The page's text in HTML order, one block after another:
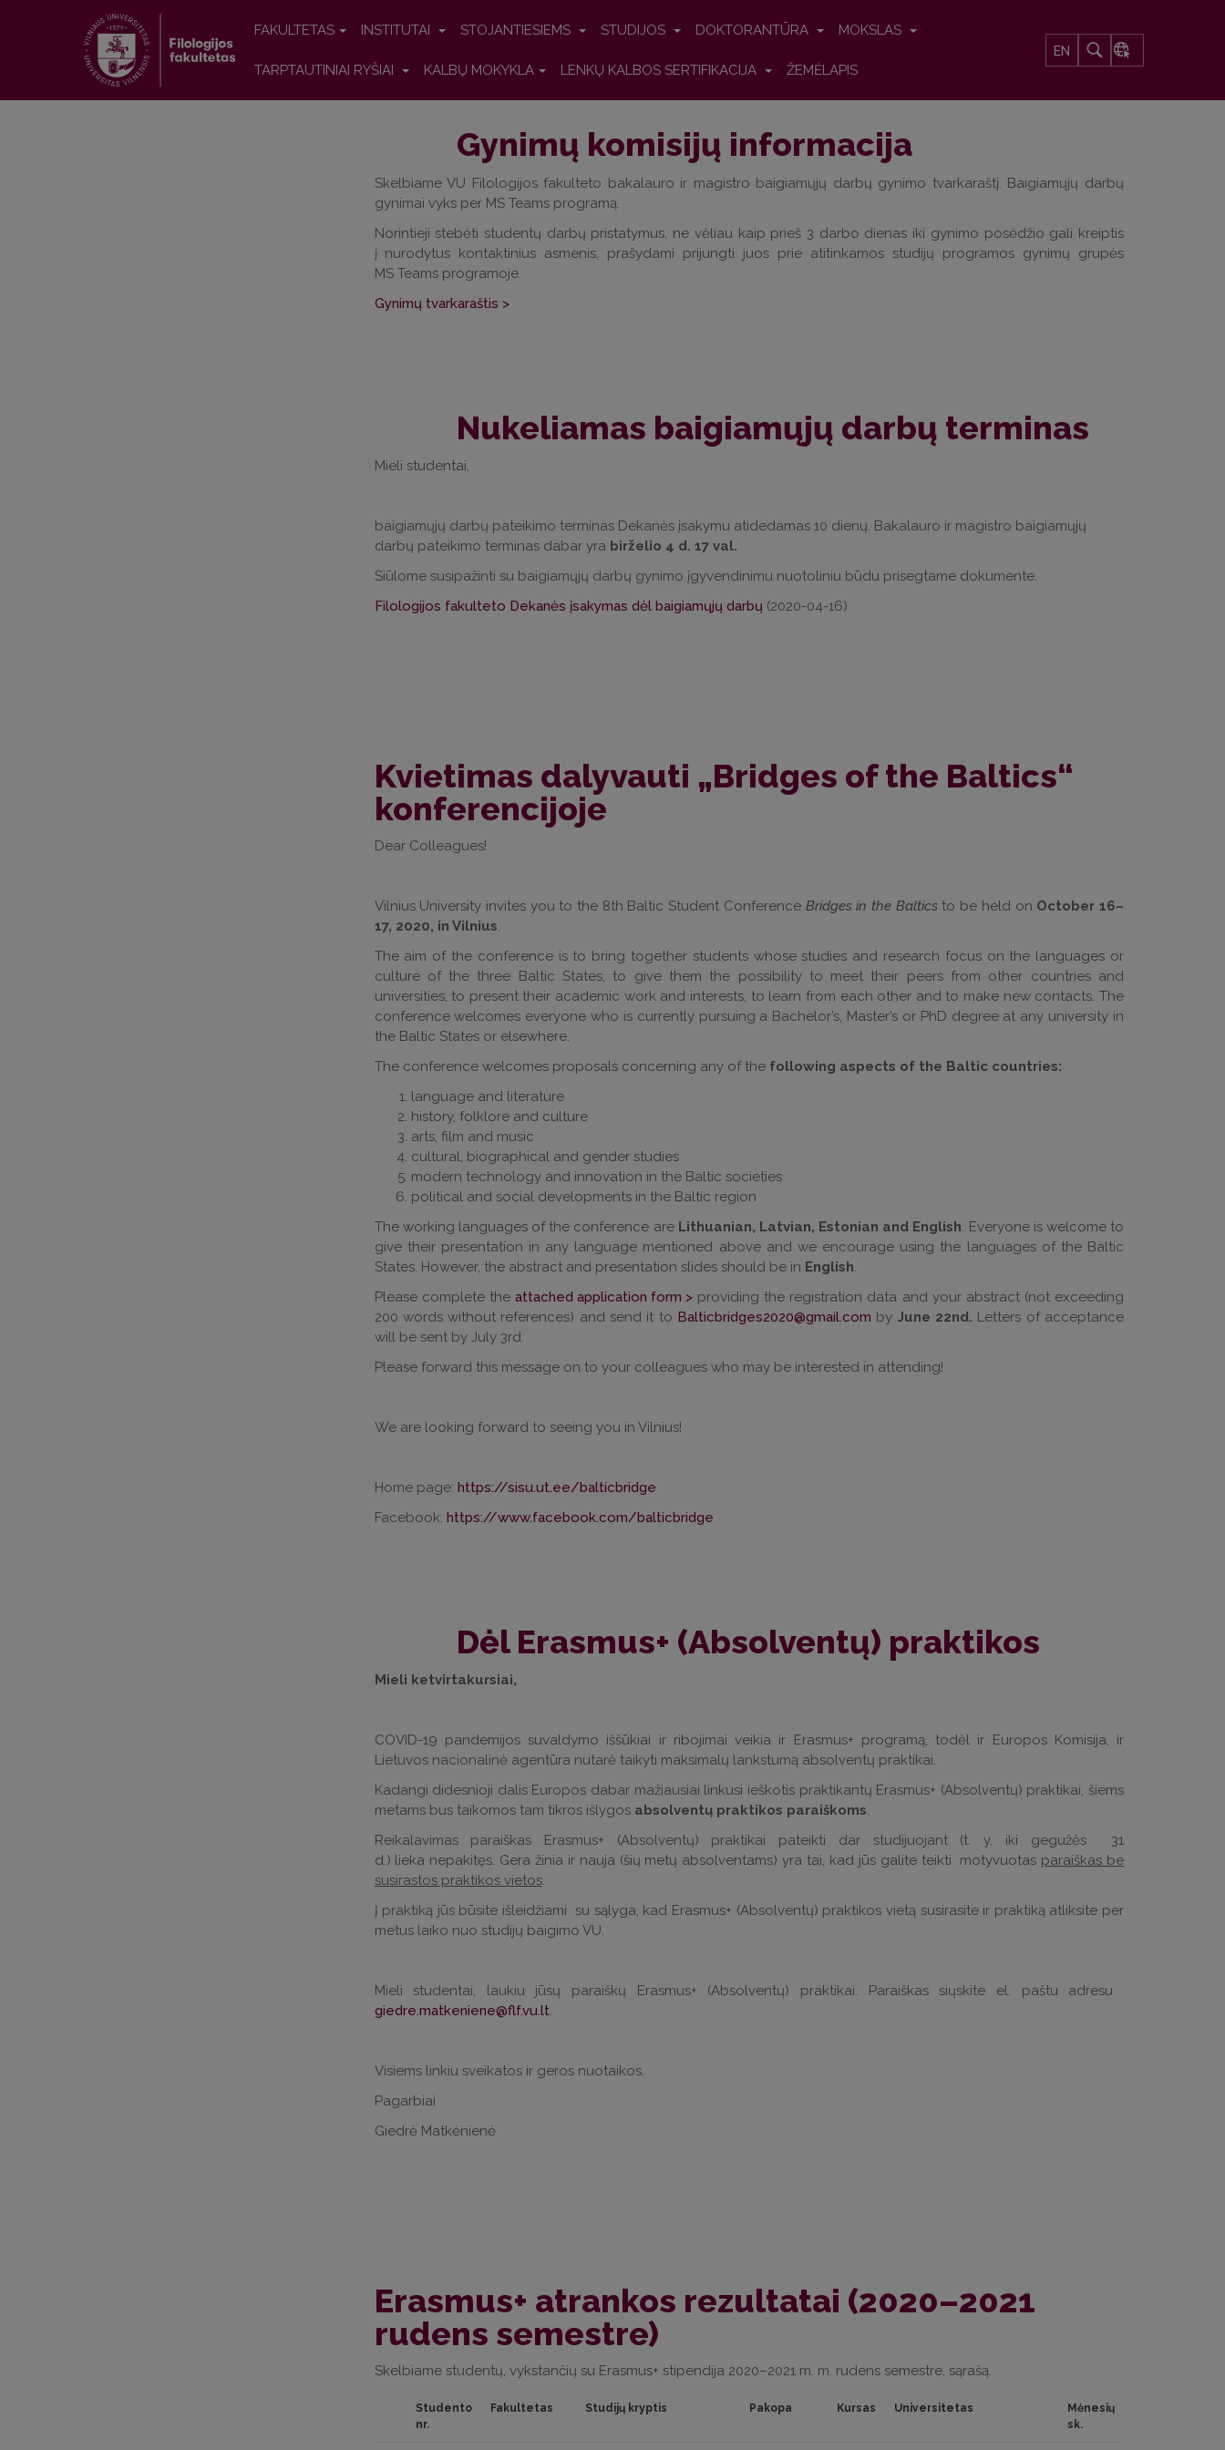
FAKULTETAS INSTITUTAI STOJANTIESIEMS STUDIJOS DOKTORANTŪRA MOKSLAS
TARPTAUTINIAI RYŠIAI KALBŲ MOKYKLA LENKŲ KALBOS SERTIFIKACIJA ŽEMĖLAPIS
EN
Gynimų komisijų informacija
Skelbiame VU Filologijos fakulteto bakalauro ir magistro baigiamųjų darbų gynimo tvarkaraštį. Baigiamųjų darbų
gynimai vyks per MS Teamsprogramą.
Norintiejistebėti studentų darbų pristatymus ne vėliau kaip prieš 3 darbo dienas iki gynimo posėdžio gali kreiptis
į nurodytus kontaktinius asmenis prašydami prijungti juos prie atitinkamos studijų programos gynimų grupės
MS Teamsprogramoje.
Gynimų tvarkaraštis >
Nukeliamas baigiamųjų darbų terminas
Mieli studentai,
baigiamųjų darbų pateikimo terminas Dekanės įsakymu atidedamas 10 dienų. Bakalauro ir magistro baigiamųjų
darbų pateikimo terminas dabar yra birželio 4 d. 17 val.
Siūlome susipažinti su baigiamųjų darbų gynimo įgyvendinimu nuotoliniu būdu prisegtame dokumente.
Filologijos fakulteto Dekanės įsakymas dėl baigiamųjų darbų(2020-04-16)
Kvietimas dalyvauti „Bridges of the Baltics“
konferencijoje
Dear Colleagues!
Vilnius University invites you to the 8th Baltic Student Conference Bridges in the Balticsto be held on October 16–
17, 2020, in Vilnius
The aim of the conference is to bring together students whose studies and research focus on the languages or
culture of the three Baltic States, to give them the possibility to meet their peers from other countries and
universities, to present their academic work and interests, to learn from each other and to make new contacts. The
conference welcomes everyone who is currently pursuing a Bachelor’s, Master’s or PhD degree at any university in
the Baltic States or elsewhere.
The conference welcomes proposals concerning any of the following aspects of the Baltic countries:
language and literature
history, folklore and culture
arts, film and music
cultural, biographical and gender studies
modern technology and innovation in the Baltic societies
political and social developments in the Baltic region
The working languages of the conference are Lithuanian, Latvian, Estonian and English . Everyone is welcome to
give their presentation in any language mentioned above and we encourage using the languages of the Baltic
States. However, the abstract and presentation slides should be in English
Please complete the attached application form >providing the registration data and your abstract (not exceeding
200 words without references) and send it to Balticbridges2020@gmail.com by June 22nd. Letters of acceptance
will be sent by July 3rd.
Please forward this message on to your colleagues who may be interested in attending!
We are looking forward to seeing you in Vilnius!
Home page: https://sisu.ut.ee/balticbridge
Facebook: https://www.facebook.com/balticbridge
Dėl Erasmus+ (Absolventų) praktikos
Mieli ketvirtakursiai,
COVID-19 pandemijos suvaldymo iššūkiai ir ribojimai veikia ir Erasmus+ programą, todėl ir Europos Komisija, ir
Lietuvos nacionalinė agentūra nutarė taikyti maksimalų lankstumą absolventų praktikai.
Kadangi didesnioji dalis Europos dabar mažiausiai linkusi ieškotis praktikantų Erasmus+ (Absolventų) praktikai, šiems
metams bus taikomos tam tikros išlygos absolventų praktikos paraiškoms.
Reikalavimas paraiškas Erasmus+ (Absolventų) praktikai pateikti dar studijuojant (t. y. iki gegužės 31
d.) lieka nepakitęs. Gera žinia ir nauja (šių metų absolventams) yra tai, kad jūs galite teikti motyvuotas paraiškas be
susirastos praktikos vietos.
Į praktiką jūs būsite išleidžiami su sąlyga, kad Erasmus+ (Absolventų) praktikos vietą susirasite ir praktiką atliksite per
metus laiko nuo studijų baigimo VU.
Mieli studentai, laukiu jūsų paraiškų Erasmus+ (Absolventų) praktikai. Paraiškas siųskite el. paštu adresu
giedre.matkeniene@flf.vu.lt.
Visiems linkiu sveikatos ir geros nuotaikos.
Pagarbiai
Giedrė Matkėnienė
Erasmus+ atrankos rezultatai (2020–2021
rudens semestre)
Skelbiame studentų, vykstančių su Erasmus+ stipendija 2020–2021 m. m. rudens semestre, sąrašą.
Studento
nr.
Fakultetas Studijų kryptis Pakopa Kursas Universitetas
Mėnesių
sk.